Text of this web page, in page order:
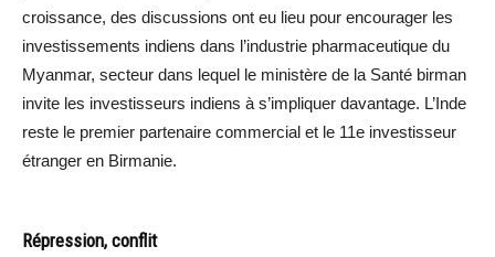
croissance, des discussions ont eu lieu pour encourager les
investissements indiens dans l’industrie pharmaceutique du
Myanmar, secteur dans lequel le ministère de la Santé birman
invite les investisseurs indiens à s’impliquer davantage. L’Inde
reste le premier partenaire commercial et le 11e investisseur
étranger en Birmanie.
Répression, conflit